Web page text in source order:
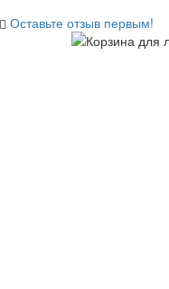
Оставьте отзыв первым!